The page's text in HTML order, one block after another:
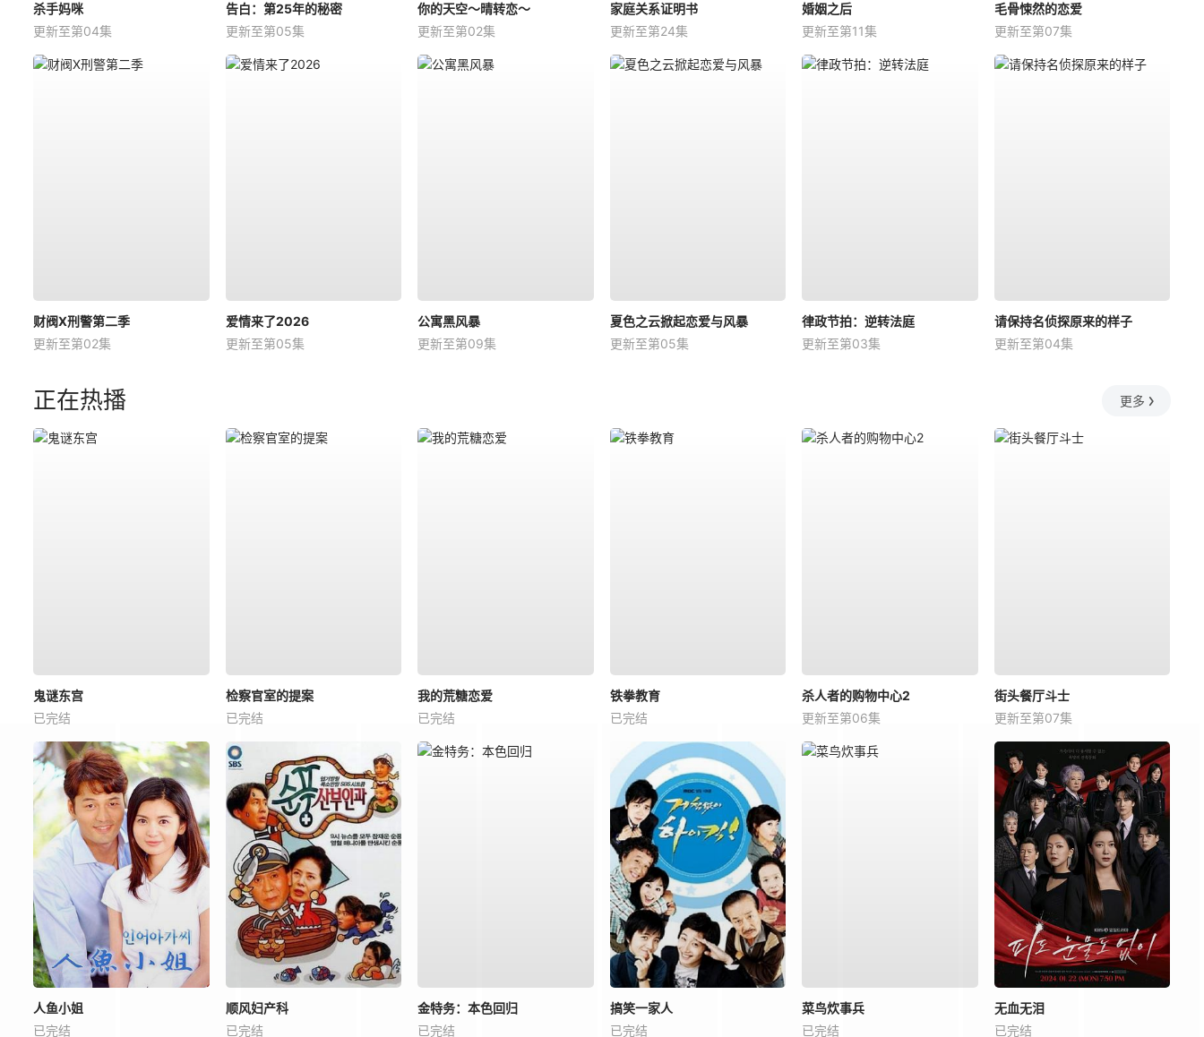
杀手妈咪
更新至第04集
告白：第25年的秘密
更新至第05集
你的天空～晴转恋～
更新至第02集
家庭关系证明书
更新至第24集
婚姻之后
更新至第11集
毛骨悚然的恋爱
更新至第07集
财阀X刑警第二季
更新至第02集
爱情来了2026
更新至第05集
公寓黑风暴
更新至第09集
夏色之云掀起恋爱与风暴
更新至第05集
律政节拍：逆转法庭
更新至第03集
请保持名侦探原来的样子
更新至第04集
正在热播 更多
鬼谜东宫
已完结
检察官室的提案
已完结
我的荒糖恋爱
已完结
铁拳教育
已完结
杀人者的购物中心2
更新至第06集
街头餐厅斗士
更新至第07集
人鱼小姐
已完结
顺风妇产科
已完结
金特务：本色回归
已完结
搞笑一家人
已完结
菜鸟炊事兵
已完结
无血无泪
已完结